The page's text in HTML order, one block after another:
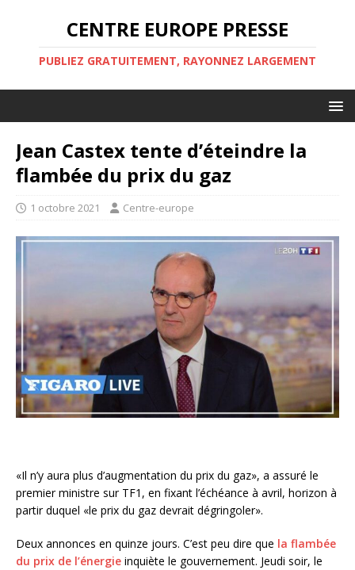
CENTRE EUROPE PRESSE
PUBLIEZ GRATUITEMENT, RAYONNEZ LARGEMENT
Jean Castex tente d’éteindre la
flambée du prix du gaz
1 octobre 2021 Centre-europe
«Il n’y aura plus d’augmentation du prix du gaz», a assuré le
premier ministre sur TF1, en fixant l’échéance à avril, horizon à
partir duquel «le prix du gaz devrait dégringoler».
Deux annonces en quinze jours. C’est peu dire que la flambée
du prix de l’énergie inquiète le gouvernement. Jeudi soir, le